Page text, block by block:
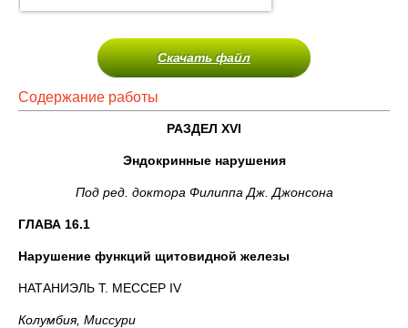
Скачать файл
Содержание работы
РАЗДЕЛ XVI
Эндокринные нарушения
Под ред. доктора Филиппа Дж. Джонсона
ГЛАВА 16.1
Нарушение функций щитовидной железы
НАТАНИЭЛЬ Т. МЕССЕР IV
Колумбия, Миссури